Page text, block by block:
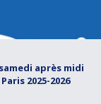
après midi
2025-2026